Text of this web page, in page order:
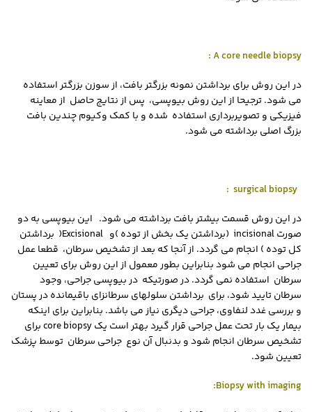
: A core needle biopsy
در این روش برای برداشتن نمونه بزرگتر بافت، از سوزن بزرگتر استفاده
می شود. ترجیحا از این روش بیوپسی، پس از نتایج حاصل از معاینه
فیزیکی و تصویربرداری استفاده شده و با کمک وکیوم چندین بافت
بزرگ اصلی برداشته می شود.
surgical biopsy
:
در این روش قسمت بیشتر بافت برداشته می شود. این بیوپسی به دو
صورتincisional (برداشتن یک بخش از توده )و Excisional( برداشتن
کل توده ) انجام می گردد. از آنجا که بعد از تشخیص سرطان، قطعا عمل
جراحی انجام می شود بنابراین بطور معمول از این روش برای تعیین
سرطان استفاده نمی گردد. در صورتیکه در بیوپسی جراحی، وجود
سرطان تایید شود،‌ برای برداشتن سلولهای سرطانزای باقیمانده در پستان
و بررسی غدد لنفاوی، جراحی دیگری نیاز می باشد. بنابراین برای اینکه
بیمار یک بار تحت عمل جراحی قرار گیرد بهتر است یکcore biopsyبرای
تشخیص سرطان انجام شود و بدنبال آن نوع جراحی سرطان توسط پزشک
تعیین شود.
Biopsy with imaging
: